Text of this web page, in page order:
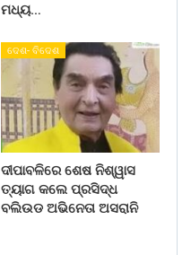
ମଧ୍ୟ…
ଦେଶ- ବିଦେଶ
ଦୀପାବଳିରେ ଶେଷ ନିଶ୍ୱାସ
ତ୍ୟାଗ କଲେ ପ୍ରସିଦ୍ଧ
ବଲିଉଡ ଅଭିନେତା ଅସରାନି